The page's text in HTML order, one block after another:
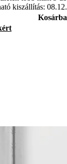
kiszállítás: 08.12.
Kosárba